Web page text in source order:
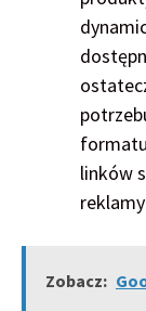
linków
Zobacz: